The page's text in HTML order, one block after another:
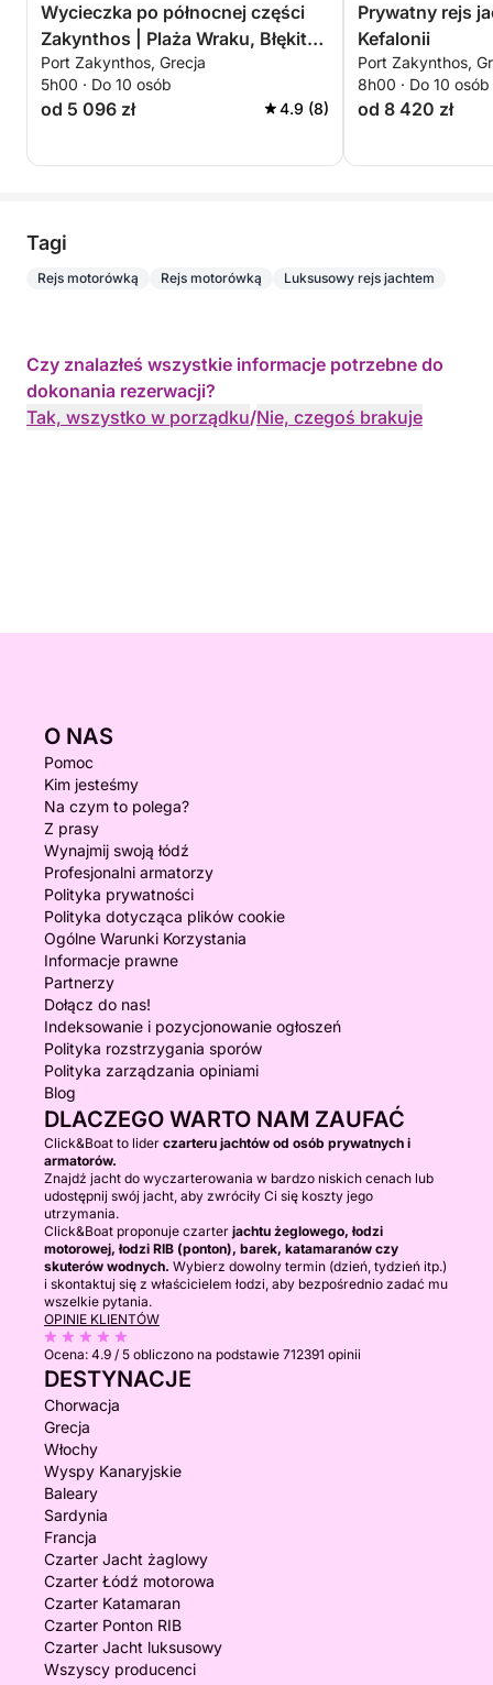
Wycieczka po północnej części
Zakynthos | Plaża Wraku, Błękitne
Jaskinie, Xygia
Port Zakynthos, Grecja
5h00 · Do 10 osób
od 5 096 zł 4.9 (8)
Prywatny rejs
Kefalonii
Port Zakynthos,
8h00 · Do 10 osób
od 8 420 zł
Tagi
Rejs motorówką Rejs motorówką Luksusowy rejs jachtem
Czy znalazłeś wszystkie informacje potrzebne do
dokonania rezerwacji?
Tak, wszystko w porządku/Nie, czegoś brakuje
O NAS
Pomoc
Kim jesteśmy
Na czym to polega?
Z prasy
Wynajmij swoją łódź
Profesjonalni armatorzy
Polityka prywatności
Polityka dotycząca plików cookie
Ogólne Warunki Korzystania
Informacje prawne
Partnerzy
Dołącz do nas!
Indeksowanie i pozycjonowanie ogłoszeń
Polityka rozstrzygania sporów
Polityka zarządzania opiniami
Blog
DLACZEGO WARTO NAM ZAUFAĆ
Click&Boat to lider czarteru jachtów od osób prywatnych i
armatorów.
Znajdź jacht do wyczarterowania w bardzo niskich cenach lub
udostępnij swój jacht, aby zwróciły Ci się koszty jego
utrzymania.
Click&Boat proponuje czarter jachtu żeglowego, łodzi
motorowej, łodzi RIB (ponton), barek, katamaranów czy
skuterów wodnych. Wybierz dowolny termin (dzień, tydzień itp.)
i skontaktuj się z właścicielem łodzi, aby bezpośrednio zadać mu
wszelkie pytania.
OPINIE KLIENTÓW
Ocena: 4.9 / 5 obliczono na podstawie 712391 opinii
DESTYNACJE
Chorwacja
Grecja
Włochy
Wyspy Kanaryjskie
Baleary
Sardynia
Francja
Czarter Jacht żaglowy
Czarter Łódź motorowa
Czarter Katamaran
Czarter Ponton RIB
Czarter Jacht luksusowy
Wszyscy producenci